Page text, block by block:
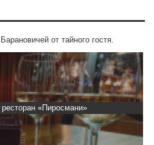
от тайного гостя.
«Пиросмани»